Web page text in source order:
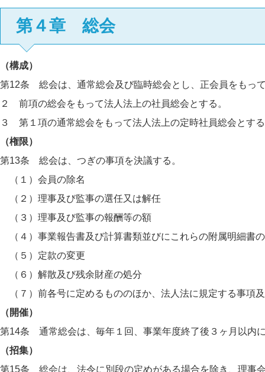
第４章 総会
（構成）
第12条 総会は、通常総会及び臨時総会とし、正会員をもっ
２ 前項の総会をもって法人法上の社員総会とする。
３ 第１項の通常総会をもって法人法上の定時社員総会とす
（権限）
第13条 総会は、つぎの事項を決議する。
（１）会員の除名
（２）理事及び監事の選任又は解任
（３）理事及び監事の報酬等の額
（４）事業報告書及び計算書類並びにこれらの附属明細書
（５）定款の変更
（６）解散及び残余財産の処分
（７）前各号に定めるもののほか、法人法に規定する事項
（開催）
第14条 通常総会は、毎年１回、事業年度終了後３ヶ月以内
（招集）
第15条 総会は、法令に別段の定めがある場合を除き、理事